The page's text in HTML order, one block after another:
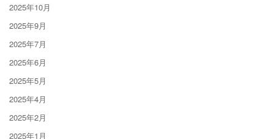
2025年10月
2025年9月
2025年7月
2025年6月
2025年5月
2025年4月
2025年2月
2025年1月